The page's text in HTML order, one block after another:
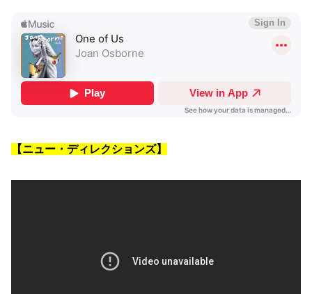
【ニュー・ディレクションズ】